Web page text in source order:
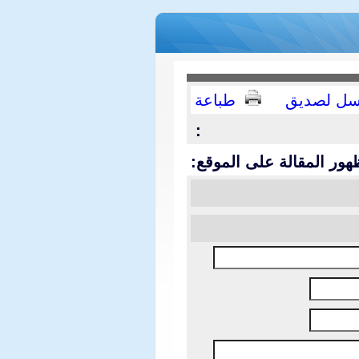
لصديق
طباعة
:
المقالة على الموقع: